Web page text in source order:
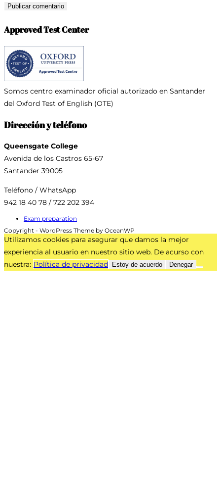
Approved Test Center
Somos centro examinador oficial autorizado en Santander
del Oxford Test of English (OTE)
Dirección y teléfono
Queensgate College
Avenida de los Castros 65-67
Santander 39005
Teléfono / WhatsApp
942 18 40 78 / 722 202 394
Exam preparation
Copyright - WordPress Theme by OceanWP
Utilizamos cookies para asegurar que damos la mejor
experiencia al usuario en nuestro sitio web. De acurso con
nuestra: Política de privacidad Estoy de acuerdo Denegar